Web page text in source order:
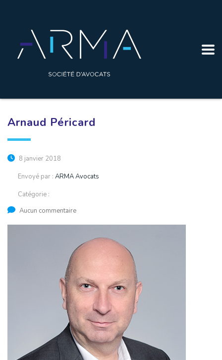
Arnaud Péricard
8 janvier 2018
Envoyé par : ARMA Avocats
Catégorie :
Aucun commentaire